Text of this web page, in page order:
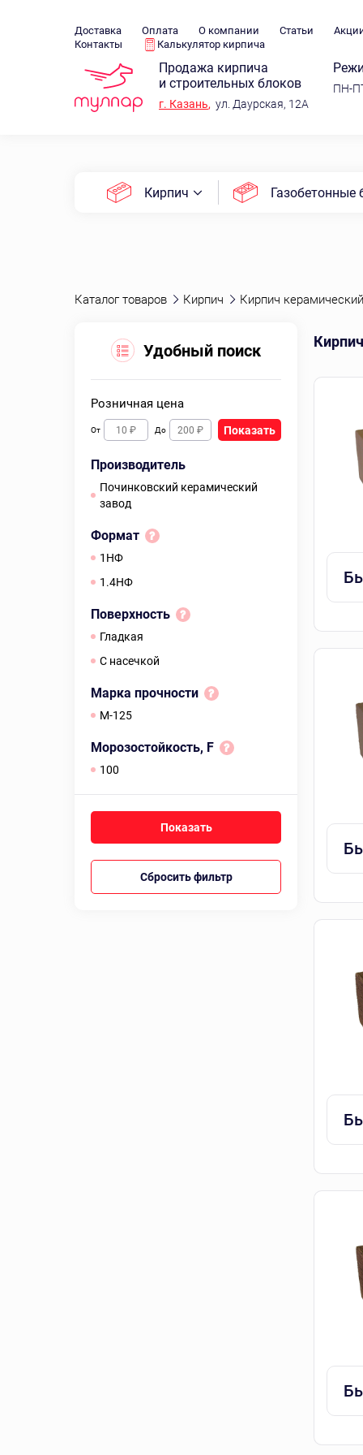
Доставка Оплата О компании Статьи
Контакты
Калькулятор кирпича
Продажа кирпича
и строительных блоков
г. Казань, ул. Даурская, 12А
ПН-
Кирпич Газобетонные
Каталог товаров Кирпич Кирпич керамический
Удобный поиск
Розничная цена
От До Показать
Производитель
Починковский керамический
завод
Формат
1НФ
1.4НФ
Поверхность
гладкая
с насечкой
Марка прочности
M-125
Морозостойкость, F
100
Сбросить фильтр